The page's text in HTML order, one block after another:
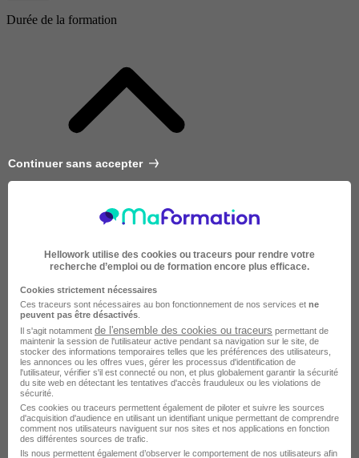
Durée de la formation
Très courte
Continuer sans accepter
Hellowork utilise des cookies ou traceurs pour rendre votre
recherche d’emploi ou de formation encore plus efficace.
Cookies strictement nécessaires
Ces traceurs sont nécessaires au bon fonctionnement de nos services et ne
peuvent pas être désactivés
Il s'agit notamment de l'ensemble des cookies ou traceurs permettant de
maintenir la session de l'utilisateur active pendant sa navigation sur le site, de
stocker des informations temporaires telles que les préférences des utilisateurs,
les annonces ou les offres vues, gérer les processus d'identification de
l'utilisateur, vérifier s'il est connecté ou non, et plus globalement garantir la sécurité
du site web en détectant les tentatives d'accès frauduleux ou les violations de
sécurité.
Ces cookies ou traceurs permettent également de piloter et suivre les sources
d'acquisition d'audience en utilisant un identifiant unique permettant de comprendre
comment nos utilisateurs naviguent sur nos sites et nos applications en fonction
des différentes sources de trafic.
Ils nous permettent également d’observer le comportement de nos utilisateurs afin